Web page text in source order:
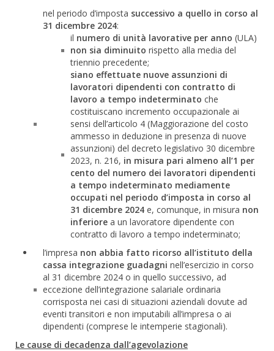
nel periodo d’imposta successivo a quello in corso al
31 dicembre 2024:
il numero di unità lavorative per anno (ULA)
non sia diminuito rispetto alla media del
triennio precedente;
siano effettuate nuove assunzioni di
lavoratori dipendenti con contratto di
lavoro a tempo indeterminato che
costituiscano incremento occupazionale ai
sensi dell’articolo 4 (Maggiorazione del costo
ammesso in deduzione in presenza di nuove
assunzioni) del decreto legislativo 30 dicembre
2023, n. 216, in misura pari almeno all’1 per
cento del numero dei lavoratori dipendenti
a tempo indeterminato mediamente
occupati nel periodo d’imposta in corso al
31 dicembre 2024 e, comunque, in misura non
inferiore a un lavoratore dipendente con
contratto di lavoro a tempo indeterminato;
l’impresa non abbia fatto ricorso all’istituto della
cassa integrazione guadagni nell’esercizio in corso
al 31 dicembre 2024 o in quello successivo, ad
eccezione dell’integrazione salariale ordinaria
corrisposta nei casi di situazioni aziendali dovute ad
eventi transitori e non imputabili all’impresa o ai
dipendenti (comprese le intemperie stagionali).
Le cause di decadenza dall’agevolazione